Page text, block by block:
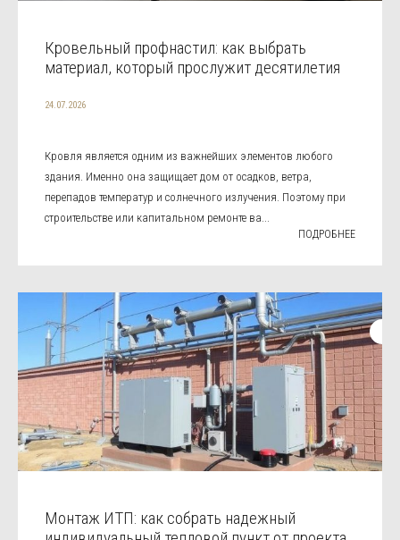
Кровельный профнастил: как выбрать
материал, который прослужит десятилетия
24.07.2026
Кровля является одним из важнейших элементов любого
здания. Именно она защищает дом от осадков, ветра,
перепадов температур и солнечного излучения. Поэтому при
строительстве или капитальном ремонте ва...
ПОДРОБНЕЕ
Монтаж ИТП: как собрать надежный